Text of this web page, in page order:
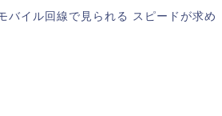
バイル回線で見られる スピードが求め